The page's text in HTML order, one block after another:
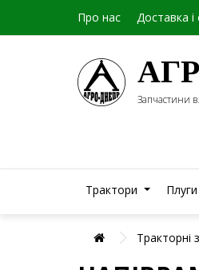
Про нас Доставка і
Запчастини
Трактори Плуги
Тракторні